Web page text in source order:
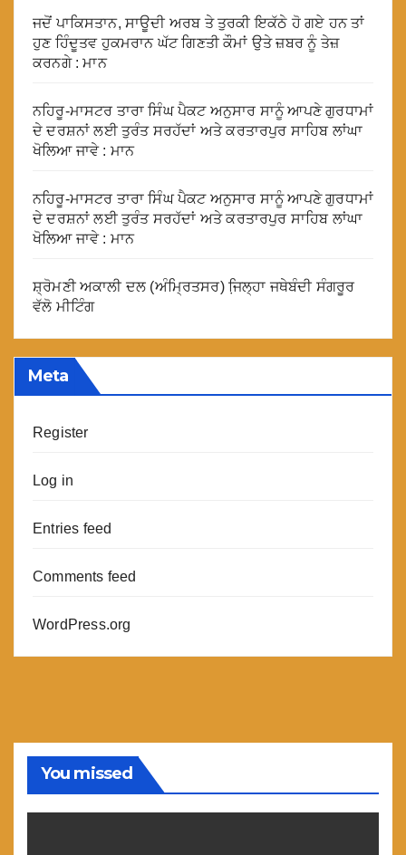
ਜਦੋਂ ਪਾਕਿਸਤਾਨ, ਸਾਊਦੀ ਅਰਬ ਤੇ ਤੁਰਕੀ ਇਕੱਠੇ ਹੋ ਗਏ ਹਨ ਤਾਂ
ਹੁਣ ਹਿੰਦੂਤਵ ਹੁਕਮਰਾਨ ਘੱਟ ਗਿਣਤੀ ਕੌਮਾਂ ਉਤੇ ਜ਼ਬਰ ਨੂੰ ਤੇਜ਼
ਕਰਨਗੇ : ਮਾਨ
ਨਹਿਰੂ-ਮਾਸਟਰ ਤਾਰਾ ਸਿੰਘ ਪੈਕਟ ਅਨੁਸਾਰ ਸਾਨੂੰ ਆਪਣੇ ਗੁਰਧਾਮਾਂ
ਦੇ ਦਰਸ਼ਨਾਂ ਲਈ ਤੁਰੰਤ ਸਰਹੱਦਾਂ ਅਤੇ ਕਰਤਾਰਪੁਰ ਸਾਹਿਬ ਲਾਂਘਾ
ਖੋਲਿਆ ਜਾਵੇ : ਮਾਨ
ਨਹਿਰੂ-ਮਾਸਟਰ ਤਾਰਾ ਸਿੰਘ ਪੈਕਟ ਅਨੁਸਾਰ ਸਾਨੂੰ ਆਪਣੇ ਗੁਰਧਾਮਾਂ
ਦੇ ਦਰਸ਼ਨਾਂ ਲਈ ਤੁਰੰਤ ਸਰਹੱਦਾਂ ਅਤੇ ਕਰਤਾਰਪੁਰ ਸਾਹਿਬ ਲਾਂਘਾ
ਖੋਲਿਆ ਜਾਵੇ : ਮਾਨ
ਸ਼੍ਰੋਮਣੀ ਅਕਾਲੀ ਦਲ (ਅੰਮ੍ਰਿਤਸਰ) ਜਿ਼ਲ੍ਹਾ ਜਥੇਬੰਦੀ ਸੰਗਰੂਰ
ਵੱਲੋ ਮੀਟਿੰਗ
Meta
Register
Log in
Entries feed
Comments feed
WordPress.org
You missed